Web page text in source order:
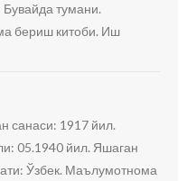
тумани.
бериш китоби. Иш
санаси: 1917 йил.
05.1940 йил. Яшаган
Ўзбек. Маълумотнома